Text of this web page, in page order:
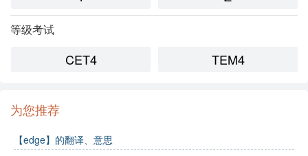
等级考试
CET4 TEM4
为您推荐
【edge】的翻译、意思